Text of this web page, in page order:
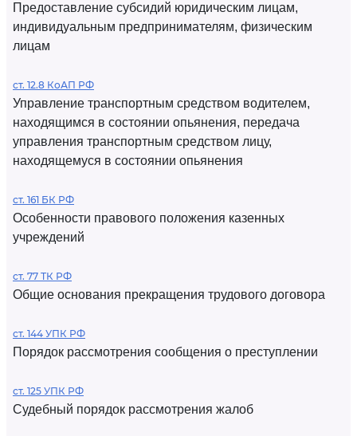
Предоставление субсидий юридическим лицам,
индивидуальным предпринимателям, физическим
лицам
ст. 12.8 КоАП РФ
Управление транспортным средством водителем,
находящимся в состоянии опьянения, передача
управления транспортным средством лицу,
находящемуся в состоянии опьянения
ст. 161 БК РФ
Особенности правового положения казенных
учреждений
ст. 77 ТК РФ
Общие основания прекращения трудового договора
ст. 144 УПК РФ
Порядок рассмотрения сообщения о преступлении
ст. 125 УПК РФ
Судебный порядок рассмотрения жалоб